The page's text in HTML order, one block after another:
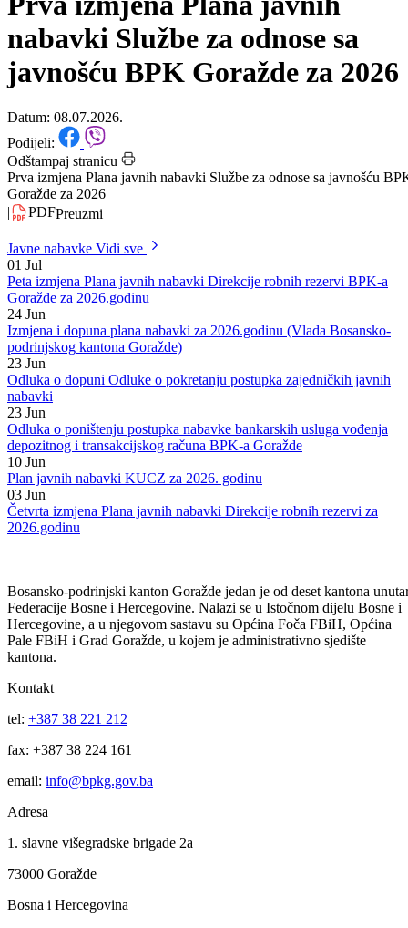
Početna/ Javne nabavke
Prva izmjena Plana javnih
nabavki Službe za odnose sa
javnošću BPK Goražde za 2026
Datum: 08.07.2026.
Podijeli:
Odštampaj stranicu
Goražde za 2026
|
PDF
Javne nabavkeVidi sve
01 Jul
Peta izmjena Plana javnih nabavki Direkcije robnih rezervi BPK-a
Goražde za 2026.godinu
24 Jun
Izmjena i dopuna plana nabavki za 2026.godinu (Vlada Bosansko-
podrinjskog kantona Goražde)
23 Jun
Odluka o dopuni Odluke o pokretanju postupka zajedničkih javnih
nabavki
23 Jun
Odluka o poništenju postupka nabavke bankarskih usluga vođenja
depozitnog i transakcijskog računa BPK-a Goražde
10 Jun
Plan javnih nabavki KUCZ za 2026. godinu